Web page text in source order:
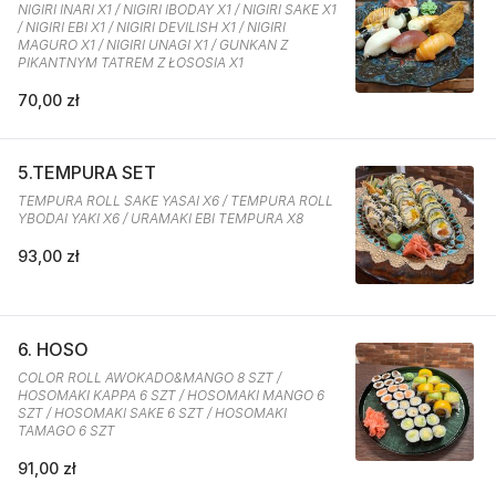
NIGIRI INARI X1 / NIGIRI IBODAY X1 / NIGIRI SAKE X1
/ NIGIRI EBI X1 / NIGIRI DEVILISH X1 / NIGIRI
MAGURO X1 / NIGIRI UNAGI X1 / GUNKAN Z
PIKANTNYM TATREM Z ŁOSOSIA X1
70,00 zł
5.TEMPURA SET
TEMPURA ROLL SAKE YASAI X6 / TEMPURA ROLL
YBODAI YAKI X6 / URAMAKI EBI TEMPURA X8
93,00 zł
6. HOSO
COLOR ROLL AWOKADO&MANGO 8 SZT /
HOSOMAKI KAPPA 6 SZT / HOSOMAKI MANGO 6
SZT / HOSOMAKI SAKE 6 SZT / HOSOMAKI
TAMAGO 6 SZT
91,00 zł